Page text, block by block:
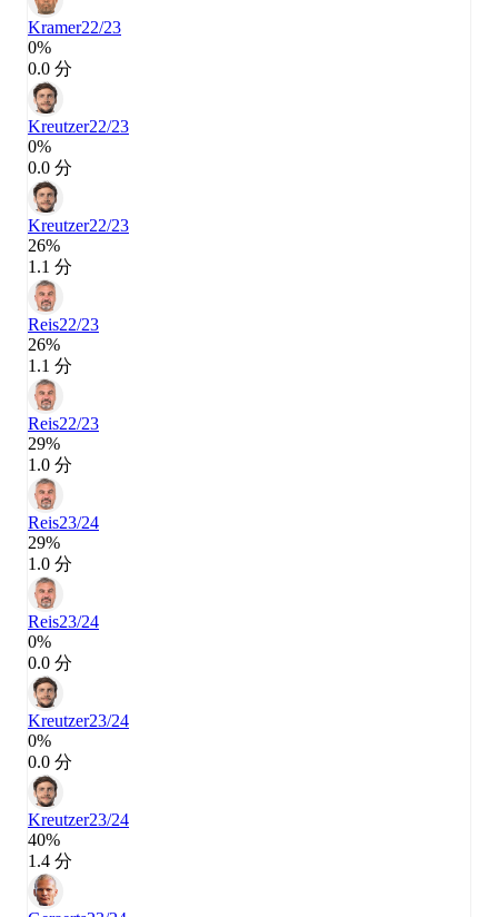
Kramer22/23
0%
0.0 分
Kreutzer22/23
0%
0.0 分
Kreutzer22/23
26%
1.1 分
Reis22/23
26%
1.1 分
Reis22/23
29%
1.0 分
Reis23/24
29%
1.0 分
Reis23/24
0%
0.0 分
Kreutzer23/24
0%
0.0 分
Kreutzer23/24
40%
1.4 分